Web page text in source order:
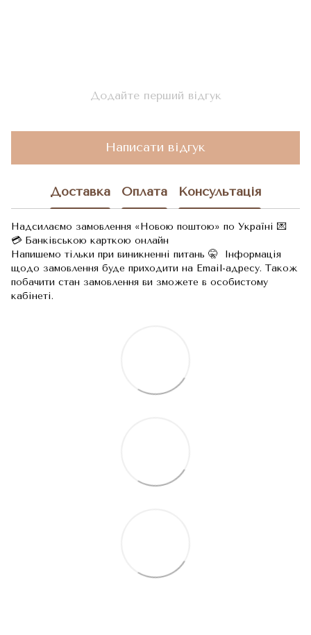
Додайте перший відгук
Написати відгук
Доставка Оплата Консультація
Надсилаємо замовлення «Новою поштою» по Україні 💌
💳 Банківською карткою онлайн
Напишемо тільки при виникненні питань 🤫 Інформація
щодо замовлення буде приходити на Email-адресу. Також
побачити стан замовлення ви зможете в особистому
кабінеті.